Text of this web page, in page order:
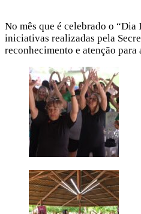
No mês que é celebrado o
iniciativas realizadas pela
reconhecimento e atenção